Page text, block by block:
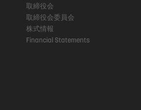
取締役会
取締役会委員会
株式情報
Financial Statements